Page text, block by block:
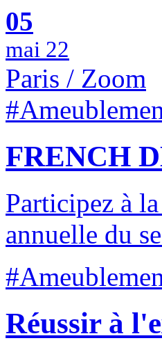
05
mai 22
Paris / Zoom
FRENCH
Participez à
annuelle du
Réussir à